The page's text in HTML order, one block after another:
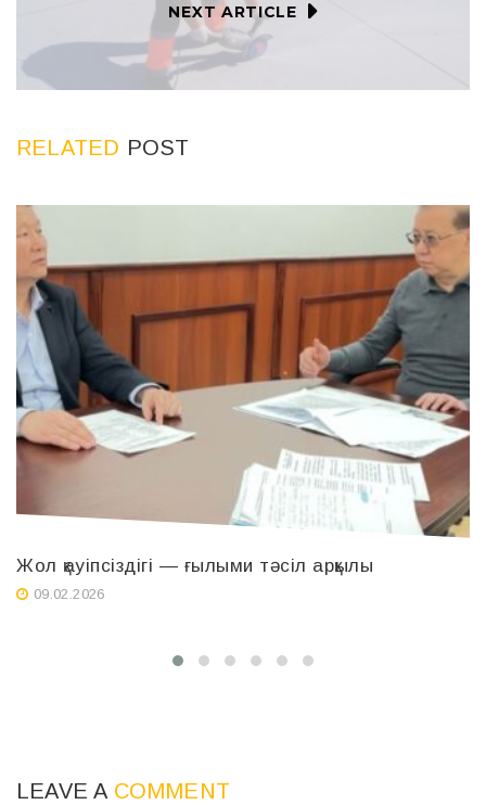
NEXT ARTICLE
RELATED POST
Жол қауіпсіздігі — ғылыми тәсіл арқылы
09.02.2026
LEAVE A COMMENT